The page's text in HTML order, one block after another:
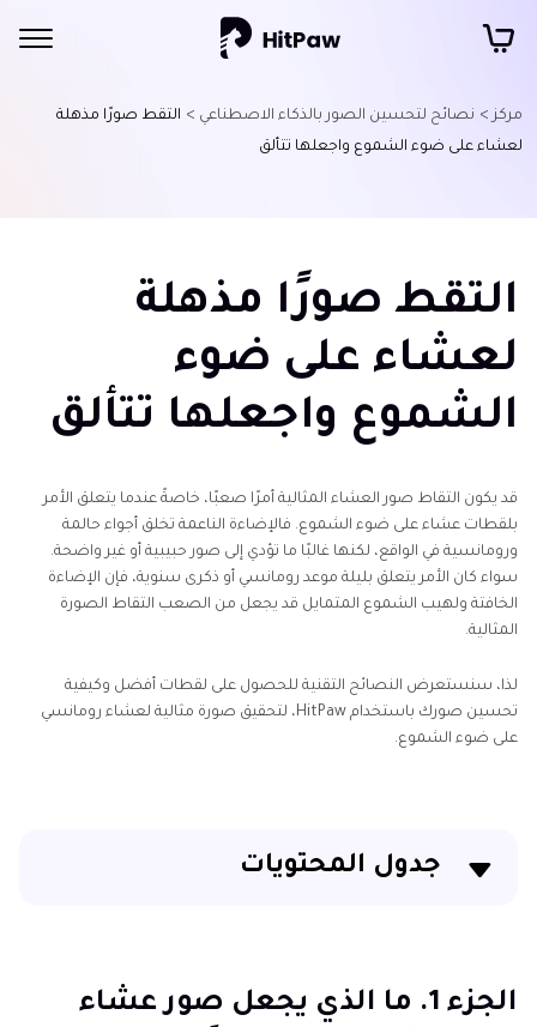
مركز > نصائح لتحسين الصور بالذكاء الاصطناعي > التقط صورًا مذهلة
لعشاء على ضوء الشموع واجعلها تتألق
التقط صورًا مذهلة
لعشاء على ضوء
الشموع واجعلها تتألق
قد يكون التقاط صور العشاء المثالية أمرًا صعبًا، خاصةً عندما يتعلق الأمر
بلقطات عشاء على ضوء الشموع. فالإضاءة الناعمة تخلق أجواء حالمة
ورومانسية في الواقع، لكنها غالبًا ما تؤدي إلى صور حبيبية أو غير واضحة.
سواء كان الأمر يتعلق بليلة موعد رومانسي أو ذكرى سنوية، فإن الإضاءة
الخافتة ولهيب الشموع المتمايل قد يجعل من الصعب التقاط الصورة
المثالية.
لذا، سنستعرض النصائح التقنية للحصول على لقطات أفضل وكيفية
تحسين صورك باستخدام HitPaw، لتحقيق صورة مثالية لعشاء رومانسي
على ضوء الشموع.
جدول المحتويات
الجزء 2. أفضل 5 مشاهد لصور عشاء على ضوء الشموع
الجزء 1. ما الذي يجعل صور عشاء